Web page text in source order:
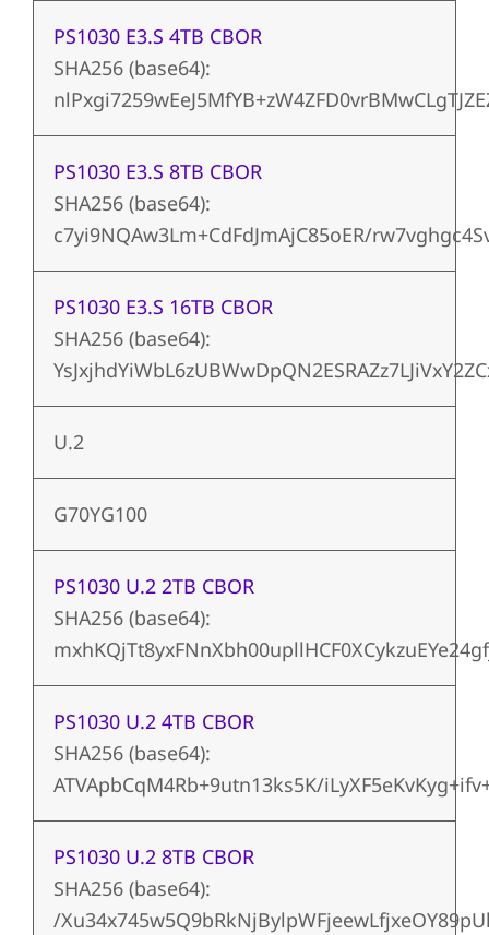
PS1030 E3.S 4TB CBOR
SHA256 (base64):
PS1030 E3.S 8TB CBOR
SHA256 (base64):
c7yi9NQAw3Lm+CdFdJmAjC85oER/
PS1030 E3.S 16TB CBOR
SHA256 (base64):
U.2
G70YG100
PS1030 U.2 2TB CBOR
SHA256 (base64):
PS1030 U.2 4TB CBOR
SHA256 (base64):
ATVApbCqM4Rb+9utn13ks5K/
PS1030 U.2 8TB CBOR
SHA256 (base64):
/